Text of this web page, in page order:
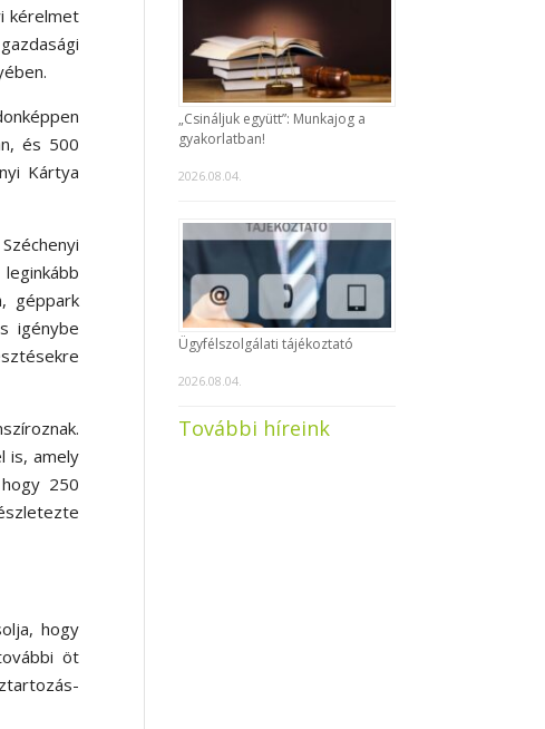
kérelmet
és 500
Kártya
géppark
igénybe
is, amely
250
hogy
öt
„Csináljuk együtt”: Munkajog a
gyakorlatban!
2026.08.04.
Ügyfélszolgálati tájékoztató
2026.08.04.
További híreink